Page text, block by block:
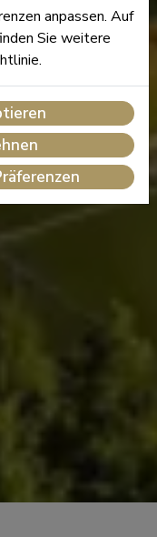
anpassen. Auf
Sie weitere